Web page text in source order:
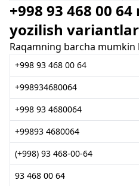
+998 93 468 00
yozilish
Raqamning barcha
+998 93 468 00 64
+998934680064
+998 93 4680064
+99893 4680064
(+998) 93 468-00-64
93 468 00 64